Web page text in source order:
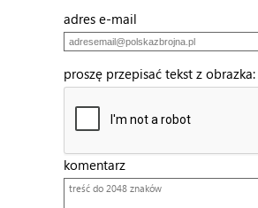
adres e-mail
proszę przepisać tekst z obrazka:
komentarz